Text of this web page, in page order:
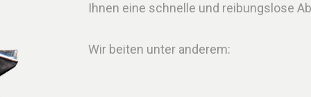
Ihnen eine schnelle und reibungslose
Wir beiten unter anderem: